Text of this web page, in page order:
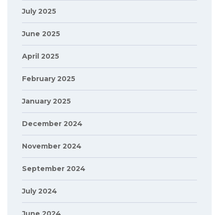
July 2025
June 2025
April 2025
February 2025
January 2025
December 2024
November 2024
September 2024
July 2024